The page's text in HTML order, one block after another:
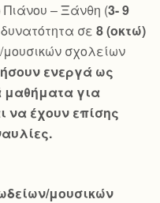
Πιάνου – Ξάνθη (3- 9
σε 8 (οκτώ)
σχολείων
ενεργά ως
μαθήματα για
να έχουν επίσης
μουσικών